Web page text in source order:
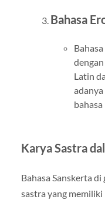
Bahasa
Latin
Karya Sastra
Bahasa Sanskerta
sastra yang